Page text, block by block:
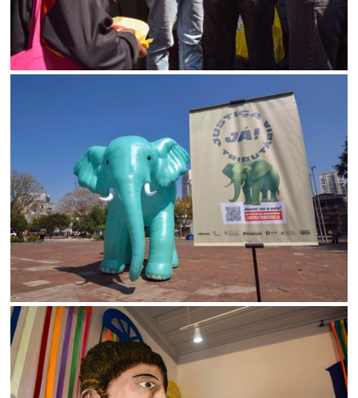
SALVAR